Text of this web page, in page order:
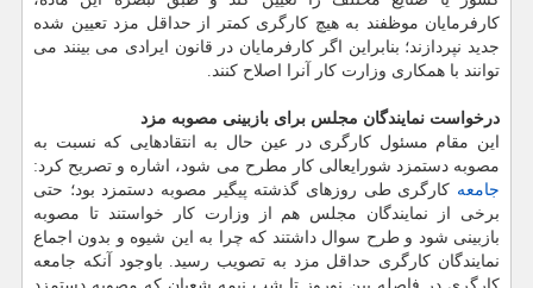
كارفرمایان موظفند به هیچ كارگری كمتر از حداقل مزد تعیین شده
جدید نپردازند؛ بنابراین اگر كارفرمایان در قانون ایرادی می بینند می
توانند با همكاری وزارت كار آنرا اصلاح كنند.
درخواست نمایندگان مجلس برای بازبینی مصوبه مزد
این مقام مسئول كارگری در عین حال به انتقادهایی كه نسبت به
مصوبه دستمزد شورایعالی كار مطرح می شود، اشاره و تصریح كرد:
جامعه كارگری طی روزهای گذشته پیگیر مصوبه دستمزد بود؛ حتی
برخی از نمایندگان مجلس هم از وزارت كار خواستند تا مصوبه
بازبینی شود و طرح سوال داشتند كه چرا به این شیوه و بدون اجماع
نمایندگان كارگری حداقل مزد به تصویب رسید. باوجود آنكه جامعه